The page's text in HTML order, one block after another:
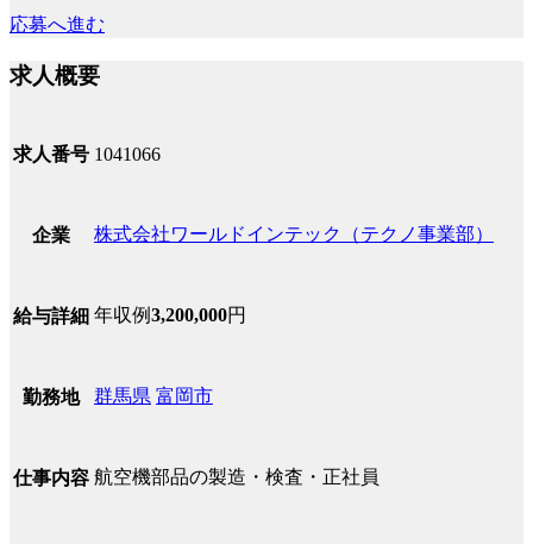
応募へ進む
求人概要
求人番号 1041066
企業 株式会社ワールドインテック（テクノ事業部）
給与詳細 年収例3,200,000円
勤務地 群馬県 富岡市
仕事内容 航空機部品の製造・検査・正社員